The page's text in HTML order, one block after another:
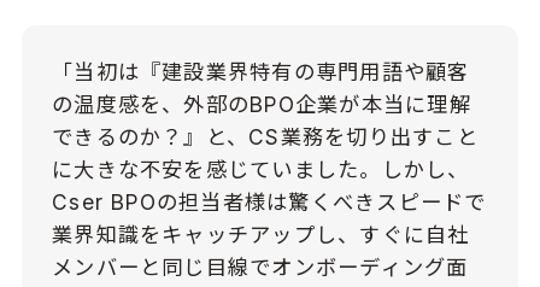
「当初は『建設業界特有の専門用語や顧客
の温度感を、外部のBPO企業が本当に理解
できるのか？』と、CS業務を切り出すこと
に大きな不安を感じていました。しかし、
Cser BPOの担当者様は驚くべきスピードで
業界知識をキャッチアップし、すぐに自社
メンバーと同じ目線でオンボーディング面